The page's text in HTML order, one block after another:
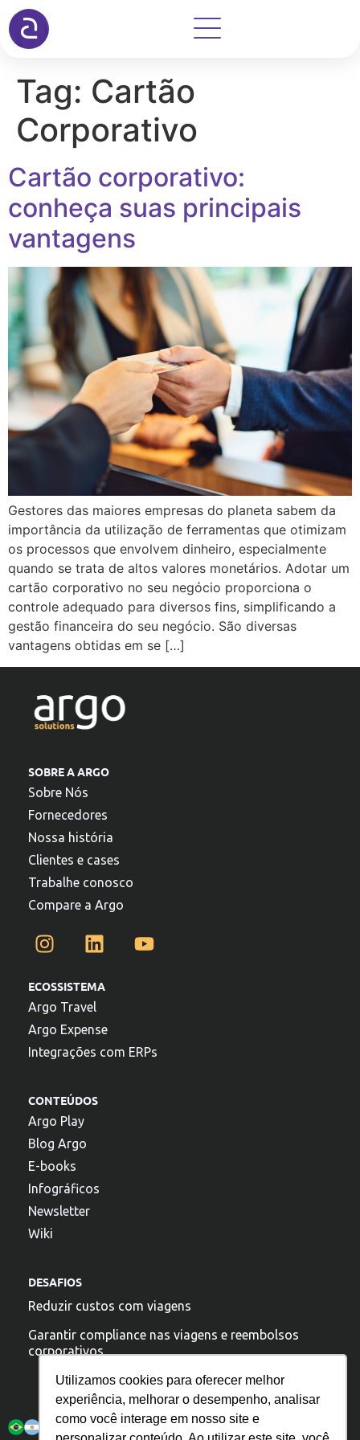
Utilizamos cookies para oferecer melhor
experiência, melhorar o desempenho, analisar
como você interage em nosso site e
Tag: Cartão
Corporativo
Cartão corporativo:
conheça suas principais
vantagens
Gestores das maiores empresas do planeta sabem da
importância da utilização de ferramentas que otimizam
os processos que envolvem dinheiro, especialmente
quando se trata de altos valores monetários. Adotar um
cartão corporativo no seu negócio proporciona o
controle adequado para diversos fins, simplificando a
gestão financeira do seu negócio. São diversas
vantagens obtidas em se […]
SOBRE A ARGO
Sobre Nós
Fornecedores
Nossa história
Clientes e cases
Trabalhe conosco
Compare a Argo
ECOSSISTEMA
Argo Travel
Argo Expense
Integrações com ERPs
CONTEÚDOS
Argo Play
Blog Argo
E-books
Infográficos
Newsletter
Wiki
DESAFIOS
Reduzir custos com viagens
Garantir compliance nas viagens e reembolsos
corporativos